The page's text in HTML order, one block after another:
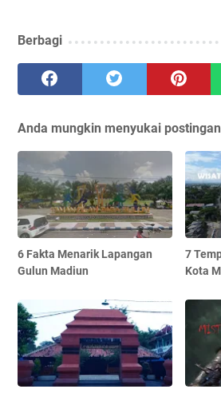
Berbagi
Anda mungkin menyukai
6 Fakta Menarik Lapangan
Gulun Madiun
7
Kota